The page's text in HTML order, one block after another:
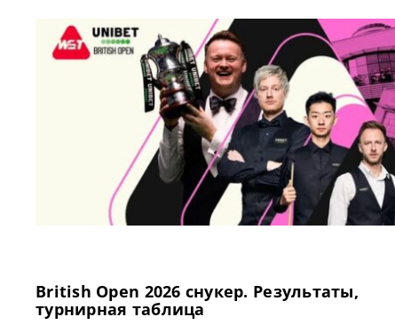
Турнирная таблица English Open 2026: Открытый
Англии 2026 — турнирная […]
British Open 2026 cнукер. Результаты,
турнирная таблица